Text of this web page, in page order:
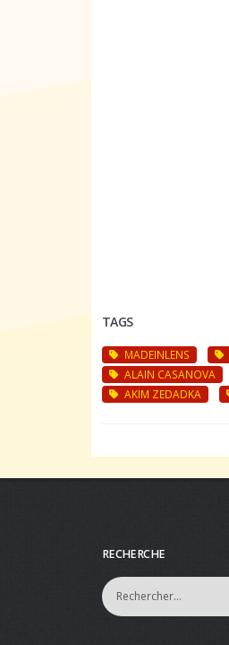
TAGS
MADEINLENS
ALAIN CASANOVA
AKIM ZEDADKA
RECHERCHE